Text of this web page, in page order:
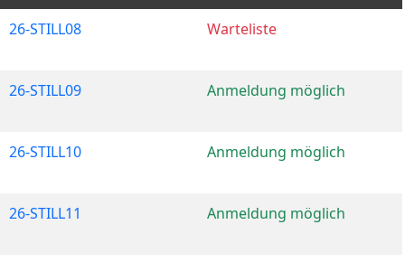
26-STILL08 Warteliste
26-STILL09 Anmeldung möglich
26-STILL10 Anmeldung möglich
26-STILL11 Anmeldung möglich